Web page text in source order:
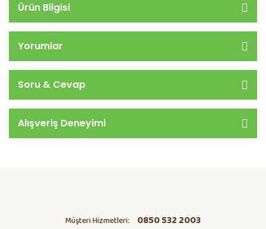
Ürün Bilgisi
Yorumlar
Soru & Cevap
Alışveriş Deneyimi
Müşteri Hizmetleri: 0850 532 2003